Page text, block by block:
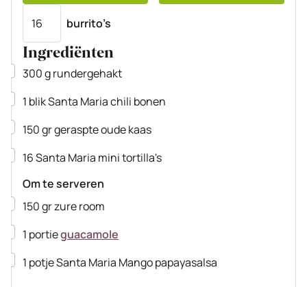
burrito’s
Ingrediënten
▢
300grundergehakt
▢
1 blikSanta Maria chili bonen
▢
150grgeraspte oude kaas
▢
16Santa Maria mini tortilla's
Om te serveren
▢
150grzure room
▢
1 portieguacamole
▢
1 potjeSanta Maria Mango papayasalsa